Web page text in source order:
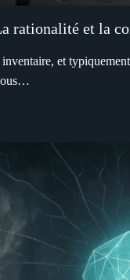
rationalité et la
et